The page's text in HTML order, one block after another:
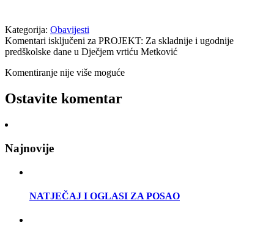
Kategorija: Obavijesti
Komentari isključeni za PROJEKT: Za skladnije i ugodnije
predškolske dane u Dječjem vrtiću Metković
Komentiranje nije više moguće
Ostavite komentar
Najnovije
NATJEČAJ I OGLASI ZA POSAO